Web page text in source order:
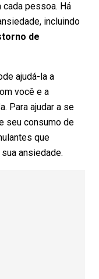
pessoa. Há
incluindo
de
ajudá-la a
você e a
Para ajudar a se
seu consumo de
que
ansiedade.